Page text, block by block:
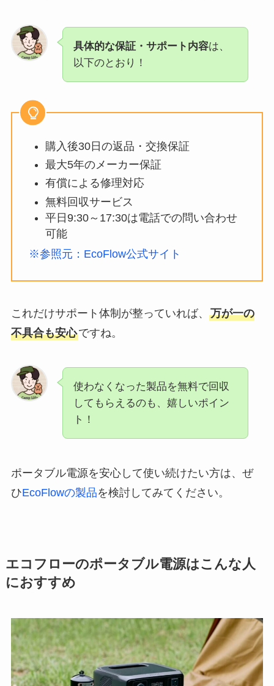
具体的な保証・サポート内容は、
以下のとおり！
購入後30日の返品・交換保証
最大5年のメーカー保証
有償による修理対応
無料回収サービス
平日9:30～17:30は電話での問い合わせ
可能
※参照元：EcoFlow公式サイト
これだけサポート体制が整っていれば、 万が一の
不具合も安心ですね。
使わなくなった製品を無料で回収
してもらえるのも、嬉しいポイン
ト！
ポータブル電源を安心して使い続けたい方は、ぜ
ひEcoFlowの製品を検討してみてください。
エコフローのポータブル電源はこんな人
におすすめ